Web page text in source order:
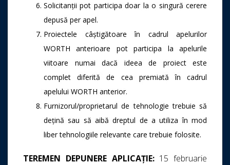
Solicitanții pot participa doar la o singură cerere
depusă per apel.
Proiectele câștigătoare în cadrul apelurilor
WORTH anterioare pot participa la apelurile
viitoare numai dacă ideea de proiect este
complet diferită de cea premiată în cadrul
apelului WORTH anterior.
Furnizorul/proprietarul de tehnologie trebuie să
dețină sau să aibă dreptul de a utiliza în mod
liber tehnologiile relevante care trebuie folosite.
TEREMEN DEPUNERE APLICAȚIE:15 februarie